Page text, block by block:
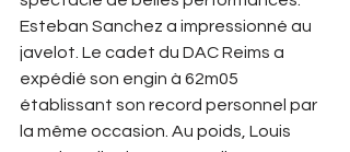
Esteban Sanchez a impressionné au
javelot. Le cadet du DAC Reims a
expédié son engin à 62m05
établissant son record personnel par
la même occasion. Au poids, Louis